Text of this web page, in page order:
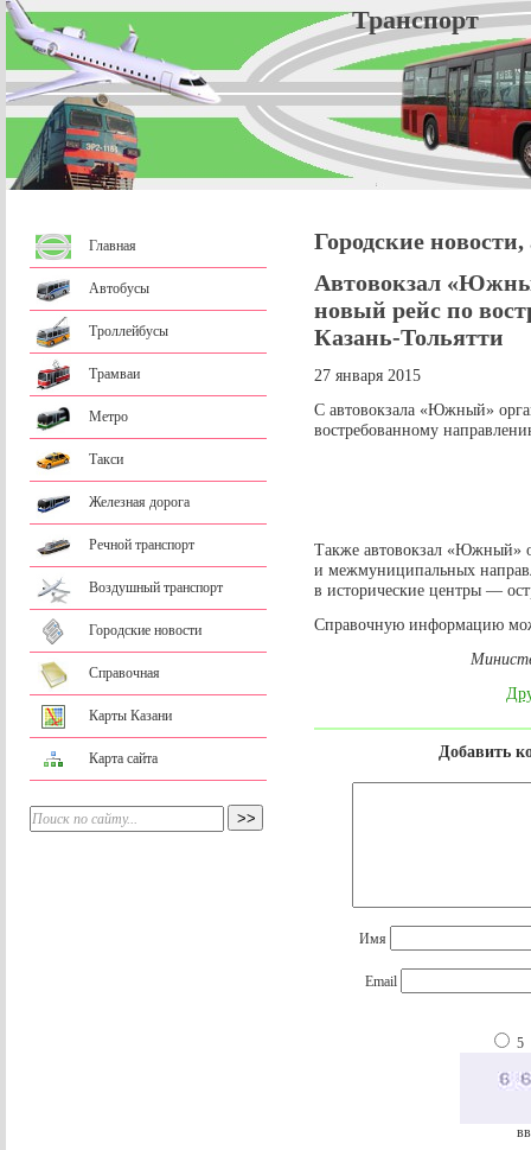
Главная
Автобусы
Троллейбусы
Трамваи
Метро
Такси
Железная дорога
Речной транспорт
Воздушный транспорт
Городские новости
Справочная
Карты Казани
Карта сайта
Городские
Автовокзал
новый рейс по
Казань-Тольятти
27 января 2015
С автовокзала «Южный»
востребованному
Также автовокзал «Южный»
и межмуниципальных
в исторические центры —
Справочную информацию
Добавить
Имя
Email
5